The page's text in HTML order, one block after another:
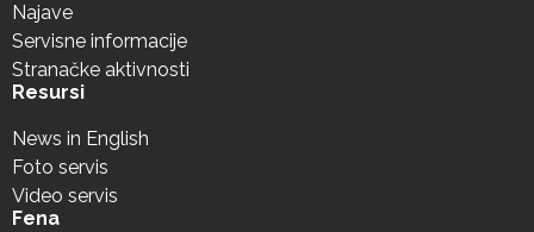
Najave
Servisne informacije
Stranačke aktivnosti
Resursi
News in English
Foto servis
Video servis
Fena